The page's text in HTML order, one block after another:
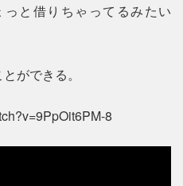
と借りちゃってるみたい
ができる。
8